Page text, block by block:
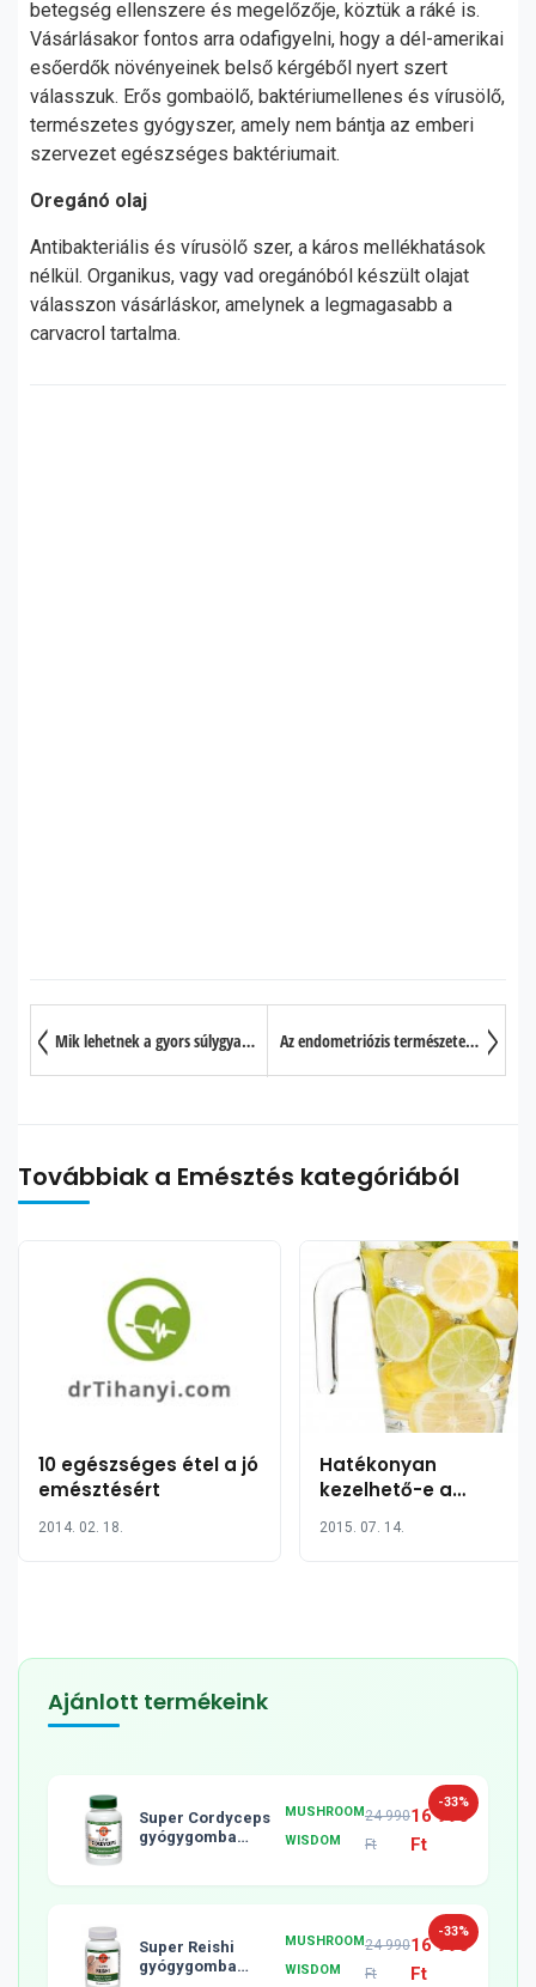
betegség ellenszere és megelőzője, köztük a ráké is.
Vásárlásakor fontos arra odafigyelni, hogy a dél-amerikai
esőerdők növényeinek belső kérgéből nyert szert
válasszuk. Erős gombaölő, baktériumellenes és vírusölő,
természetes gyógyszer, amely nem bántja az emberi
szervezet egészséges baktériumait.
Oregánó olaj
Antibakteriális és vírusölő szer, a káros mellékhatások
nélkül. Organikus, vagy vad oregánóból készült olajat
válasszon vásárláskor, amelynek a legmagasabb a
carvacrol tartalma.
Mik lehetnek a gyors súlygyarapodás okai? Az endometriózis természetes gyógyítása
Továbbiak a Emésztés kategóriából
10 egészséges étel a jó
emésztésért
2014. 02. 18.
Hatékonyan
kezelhető-e a
székrekedés?
2015. 07. 14.
Ajánlott termékeink
-33%
Super Cordyceps
gyógygomba
MUSHROOM
WISDOM
24 990
Ft
16 990
Ft
-33%
Super Reishi
gyógygomba
MUSHROOM
WISDOM
24 990
Ft
16 990
Ft